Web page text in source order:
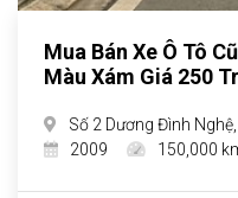
Mua Bán Xe Ô Tô
Màu Xám Giá 250
Số 2 Dương Đình
2009
150,000